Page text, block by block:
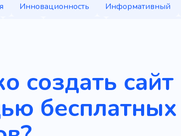
Инновационность
Информативный
Быстрая работа Генератор
Предсказание Астрология
Депозит
создать
бесплатных